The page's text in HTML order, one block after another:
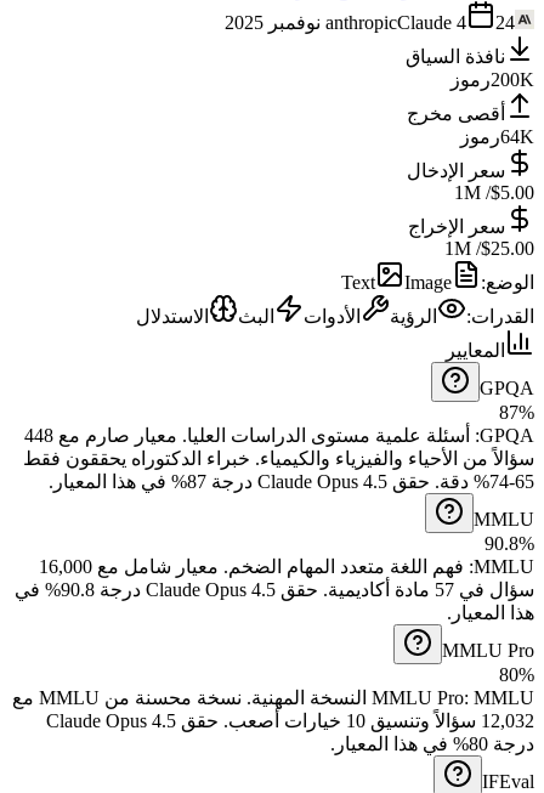
anthropicClaude 4
24 نوفمبر 2025
نافذة السياق
200Kرموز
أقصى مخرج
64Kرموز
سعر الإدخال
$5.00
/ 1M
سعر الإخراج
$25.00
/ 1M
الوضع:
Text
Image
القدرات: الرؤية الأدوات البث
الاستدلال
المعايير
GPQA
87%
GPQA
: أسئلة علمية مستوى الدراسات العليا.
معيار صارم مع 448
سؤالاً من الأحياء والفيزياء والكيمياء. خبراء الدكتوراه يحققون فقط
65-74% دقة.
حقق Claude Opus 4.5 درجة 87% في هذا المعيار.
MMLU
90.8%
MMLU
: فهم اللغة متعدد المهام الضخم.
معيار شامل مع 16,000
سؤال في 57 مادة أكاديمية.
حقق Claude Opus 4.5 درجة 90.8% في
هذا المعيار.
MMLU Pro
80%
MMLU Pro: MMLU النسخة المهنية .
نسخة محسنة من MMLU مع
12,032 سؤالاً وتنسيق 10 خيارات أصعب.
حقق Claude Opus 4.5
درجة 80% في هذا المعيار.
IFEval